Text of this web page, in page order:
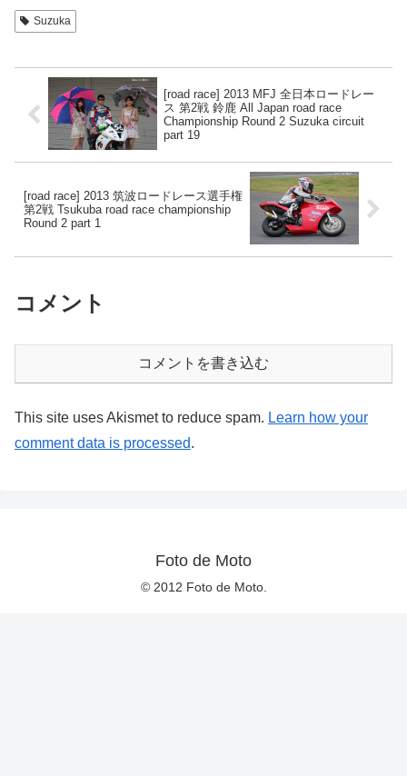
Suzuka
[road race] 2013 MFJ 全日本ロードレー
ス 第2戦 鈴鹿 All Japan road race
Championship Round 2 Suzuka circuit
part 19
[road race] 2013 筑波ロードレース選手権
第2戦 Tsukuba road race championship
Round 2 part 1
コメント
コメントを書き込む
This site uses Akismet to reduce spam. Learn how your
comment data is processed.
Foto de Moto
© 2012 Foto de Moto.